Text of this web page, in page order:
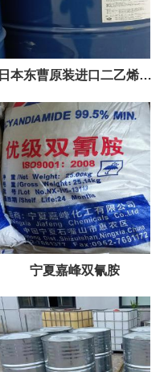
日本东曹原装进口二乙烯三
胺
宁夏嘉峰双氰胺